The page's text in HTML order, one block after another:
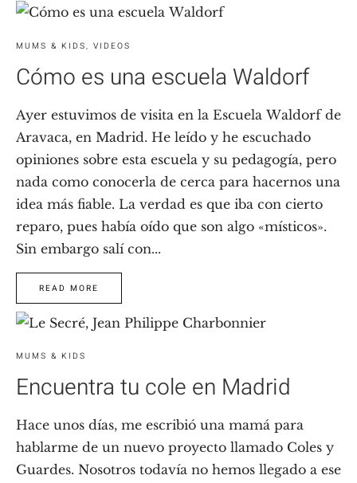
MUMS & KIDS, VIDEOS
Cómo es una escuela Waldorf
Ayer estuvimos de visita en la Escuela Waldorf de
Aravaca, en Madrid. He leído y he escuchado
opiniones sobre esta escuela y su pedagogía, pero
nada como conocerla de cerca para hacernos una
idea más fiable. La verdad es que iba con cierto
reparo, pues había oído que son algo «místicos».
Sin embargo salí con...
READ MORE
MUMS & KIDS
Encuentra tu cole en Madrid
Hace unos días, me escribió una mamá para
hablarme de un nuevo proyecto llamado Coles y
Guardes. Nosotros todavía no hemos llegado a ese